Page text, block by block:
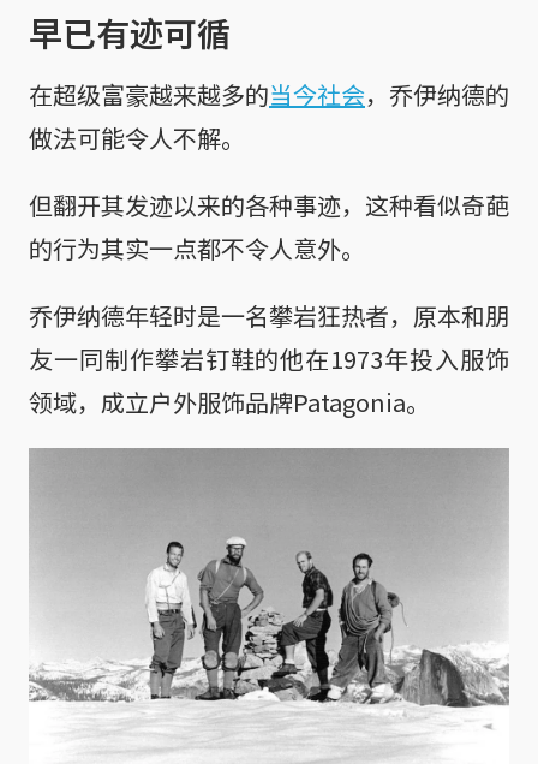
早已有迹可循
在超级富豪越来越多的当今社会，乔伊纳德的
做法可能令人不解。
但翻开其发迹以来的各种事迹，这种看似奇葩
的行为其实一点都不令人意外。
乔伊纳德年轻时是一名攀岩狂热者，原本和朋
友一同制作攀岩钉鞋的他在1973年投入服饰
领域，成立户外服饰品牌Patagonia。